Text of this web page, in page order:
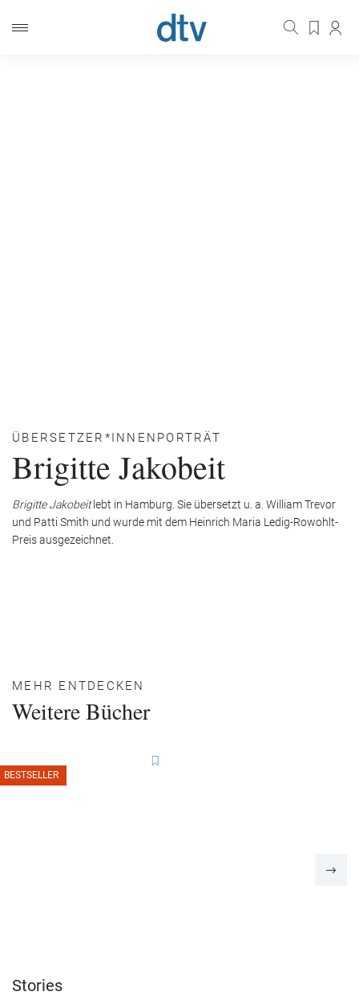
ÜBERSETZER*INNENPORTRÄT
Brigitte Jakobeit
Brigitte Jakobeitlebt in Hamburg. Sie übersetzt u. a. William Trevor
und Patti Smith und wurde mit dem Heinrich Maria Ledig-Rowohlt-
Preis ausgezeichnet.
MEHR ENTDECKEN
Weitere Bücher
BESTSELLER
Stories